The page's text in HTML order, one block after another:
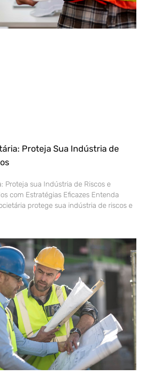
Proteja Sua Indústria de
Proteja sua Indústria de Riscos e
com Estratégias Eficazes Entenda
protege sua indústria de riscos e